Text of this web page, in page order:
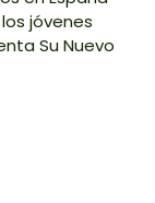
jóvenes
Su Nuevo